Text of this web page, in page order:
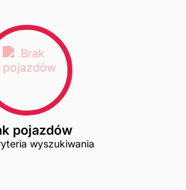
pojazdów
wyszukiwania